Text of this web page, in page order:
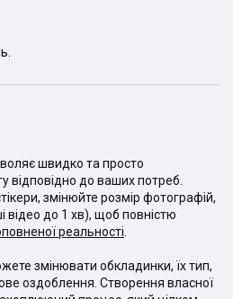
швидко та просто
відповідно до ваших потреб.
змінюйте розмір фотографій,
відео до 1 хв), щоб повністю
реальності
змінювати обкладинки, їх тип,
оздоблення. Створення власної